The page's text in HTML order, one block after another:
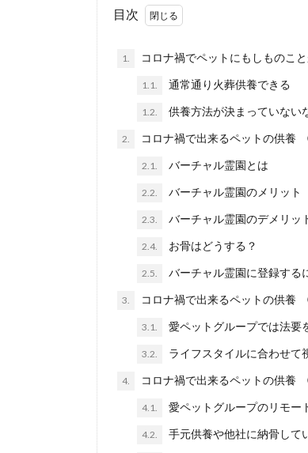
目次
1. コロナ禍でペットにもしものこ
1.1. 通常通り火葬供養できる
1.2. 供養方法が決まっていない
2. コロナ禍で出来るペットの供
2.1. バーチャル霊園とは
2.2. バーチャル霊園のメリット
2.3. バーチャル霊園のデメリッ
2.4. お骨はどうする？
2.5. バーチャル霊園に登録する
3. コロナ禍で出来るペットの供
3.1. 愛ペットグループでは法要
3.2. ライフスタイルに合わせて
4. コロナ禍で出来るペットの供
4.1. 愛ペットグループのリモー
4.2. 手元供養や他社に納骨して